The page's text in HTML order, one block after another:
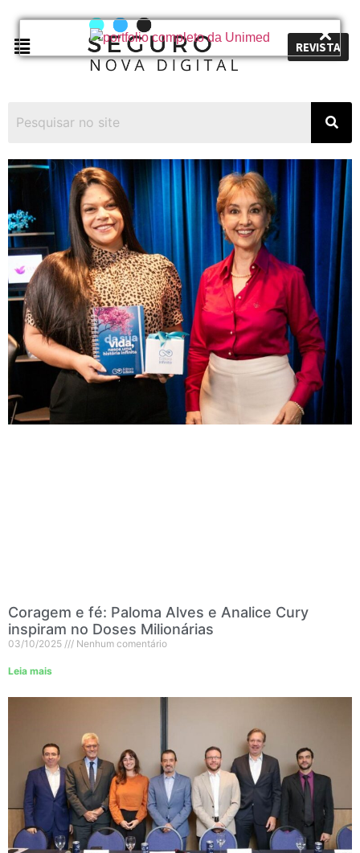
REVISTA
Coragem e fé: Paloma Alves e Analice Cury
inspiram no Doses Milionárias
03/10/2025 Nenhum comentário
Leia mais